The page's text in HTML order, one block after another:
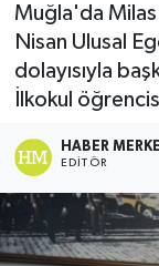
Muğla'da Milas
Nisan Ulusal
dolayısıyla
İlkokul
HABER
EDITÖR